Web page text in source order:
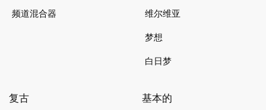
频道混合器 维尔维亚
梦想
白日梦
复古 基本的